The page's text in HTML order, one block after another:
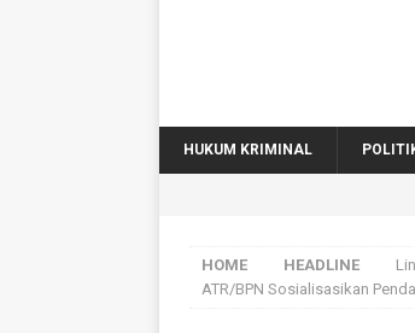
HUKUM KRIMINAL
HOME HEADLINE
ATR/BPN Sosialisasikan